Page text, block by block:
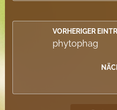
VORHERIGER
phytophag